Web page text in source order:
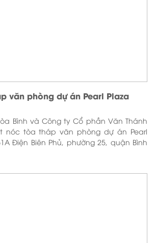
văn phòng dự án Pearl Plaza
Bình và Công ty Cổ phần Văn Thánh
tòa tháp văn phòng dự án Pearl
Điện Biên Phủ, phường 25, quận Bình